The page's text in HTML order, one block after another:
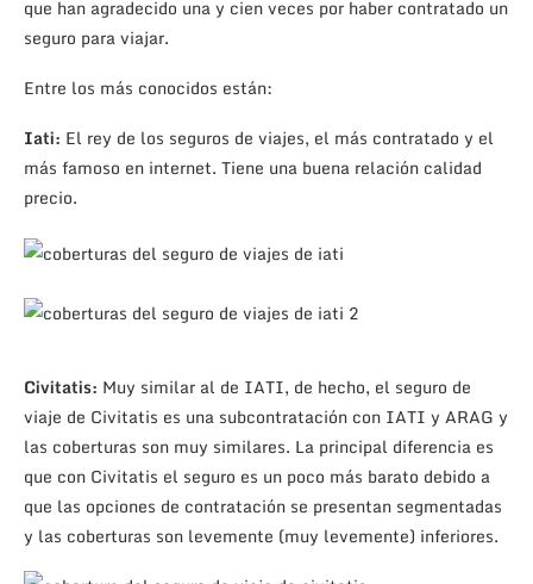
que han agradecido una y cien veces por haber contratado un
seguro para viajar.
Entre los más conocidos están:
Iati: El rey de los seguros de viajes, el más contratado y el
más famoso en internet. Tiene una buena relación calidad
precio.
Civitatis: Muy similar al de IATI, de hecho, el seguro de
viaje de Civitatis es una subcontratación con IATI y ARAG y
las coberturas son muy similares. La principal diferencia es
que con Civitatis el seguro es un poco más barato debido a
que las opciones de contratación se presentan segmentadas
y las coberturas son levemente (muy levemente) inferiores.